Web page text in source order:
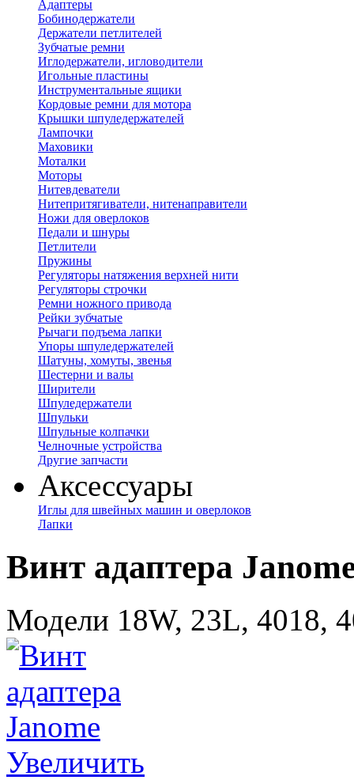
Адаптеры
Бобинодержатели
Держатели петлителей
Зубчатые ремни
Иглодержатели, игловодители
Игольные пластины
Инструментальные ящики
Кордовые ремни для мотора
Крышки шпуледержателей
Лампочки
Маховики
Моталки
Моторы
Нитевдеватели
Нитепритягиватели, нитенаправители
Ножи для оверлоков
Педали и шнуры
Петлители
Пружины
Регуляторы натяжения верхней нити
Регуляторы строчки
Ремни ножного привода
Рейки зубчатые
Рычаги подъема лапки
Упоры шпуледержателей
Шатуны, хомуты, звенья
Шестерни и валы
Ширители
Шпуледержатели
Шпульки
Шпульные колпачки
Челночные устройства
Другие запчасти
Аксессуары
Иглы для швейных машин и оверлоков
Лапки
Винт адаптера
Модели 18W, 23L, 4018,
Увеличить